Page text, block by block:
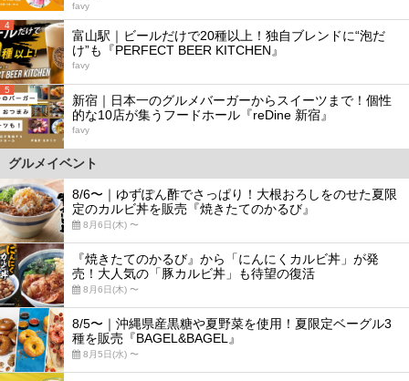
favy
4
富山駅｜ビールだけで20種以上！独自ブレンドに“泡だ
け”も『PERFECT BEER KITCHEN』
favy
5
新宿｜日本一のグルメバーガーからスイーツまで！個性
的な10店が集うフードホール『reDine 新宿』
favy
グルメイベント
8/6〜｜ゆずぽん酢でさっぱり！大根おろしをのせた夏限
定のカルビ丼を販売『焼きたてのかるび』
8月6日(木) 〜
『焼きたてのかるび』から「にんにくカルビ丼」が発
売！大人気の「豚カルビ丼」も待望の復活
8月6日(木) 〜
8/5〜｜沖縄県産黒糖や夏野菜を使用！夏限定ベーグル3
種を販売『BAGEL&BAGEL』
8月5日(水) 〜